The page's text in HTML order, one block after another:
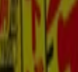
掲載を開始！